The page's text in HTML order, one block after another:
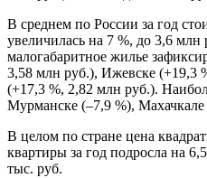
В среднем по России за год
увеличилась на 7 %, до 3,6
малогабаритное жилье
3,58 млн руб.), Ижевске (+19,3
(+17,3 %, 2,82 млн руб.).
Мурманске (–7,9 %),
В целом по стране цена
квартиры за год подросла на
тыс. руб.